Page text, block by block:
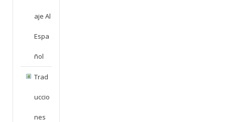
Aje Al
Espa
Ñol
Trad
Uccio
Nes